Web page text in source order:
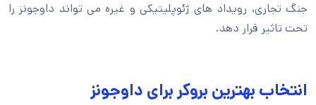
جنگ تجاری، رویداد های ژئوپلیتیکی و غیره می تواند داوجونز را
تحت تاثیر قرار دهد.
انتخاب بهترین بروکر برای داوجونز